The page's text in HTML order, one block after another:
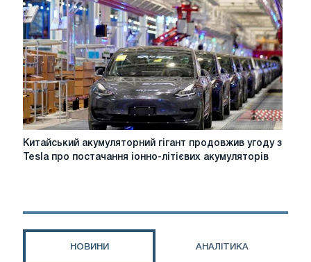
п'ять
подій,
на
які
слід
звернути
увагу
2026
Китайський
акумуляторний
з
Китайський акумуляторний гігант продовжив угоду з
Tesla про постачання іонно-літієвих акумуляторів
НОВИНИ АНАЛІТИКА